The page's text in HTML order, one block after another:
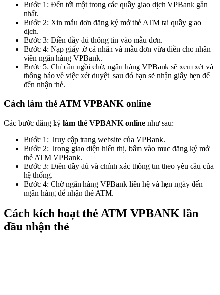
Bước 1: Đến tới một trong các quầy giao dịch VPBank gần
nhất.
Bước 2: Xin mẫu đơn đăng ký mở thẻ ATM tại quầy giao
dịch.
Bước 3: Điền đầy đủ thông tin vào mẫu đơn.
Bước 4: Nạp giấy tờ cá nhân và mẫu đơn vừa điền cho nhân
viên ngân hàng VPBank.
Bước 5: Chỉ cần ngồi chờ, ngân hàng VPBank sẽ xem xét và
thông báo về việc xét duyệt, sau đó bạn sẽ nhận giấy hẹn để
đến nhận thẻ.
Cách làm thẻ ATM VPBANK online
Các bước đăng ký làm thẻ VPBANK online như sau:
Bước 1: Truy cập trang website của VPBank.
Bước 2: Trong giao diện hiển thị, bấm vào mục đăng ký mở
thẻ ATM VPBank.
Bước 3: Điền đầy đủ và chính xác thông tin theo yêu cầu của
hệ thống.
Bước 4: Chờ ngân hàng VPBank liên hệ và hẹn ngày đến
ngân hàng để nhận thẻ ATM.
Cách kích hoạt thẻ ATM VPBANK lần
đầu nhận thẻ